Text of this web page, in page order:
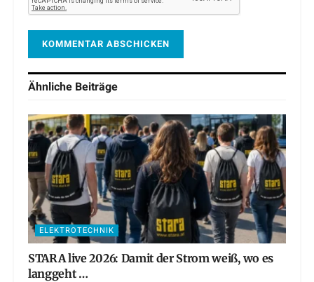
Ähnliche Beiträge
ELEKTROTECHNIK
STARA live 2026: Damit der Strom weiß, wo es
langgeht …